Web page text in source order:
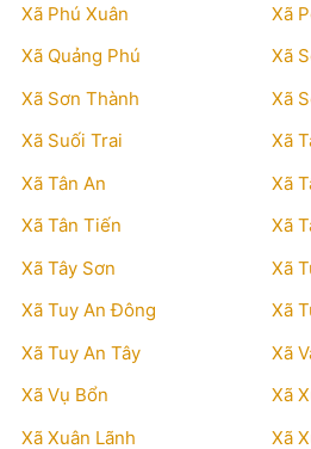
Xã Phú Xuân
Xã
Xã Quảng Phú
Xã
Xã Sơn Thành
Xã
Xã Suối Trai
Xã
Xã Tân An
Xã
Xã Tân Tiến
Xã
Xã Tây Sơn
Xã
Xã Tuy An Đông
Xã
Xã Tuy An Tây
Xã
Xã Vụ Bổn
Xã
Xã Xuân Lãnh
Xã